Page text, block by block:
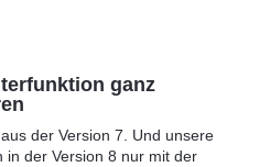
ganz
der Version 7. Und unsere
in der Version 8 nur mit der